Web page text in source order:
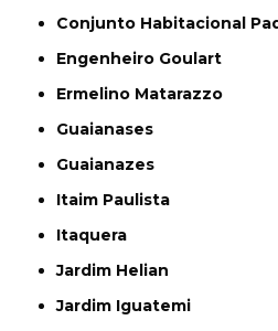
Conjunto Habitacional
Engenheiro Goulart
Ermelino Matarazzo
Guaianases
Guaianazes
Itaim Paulista
Itaquera
Jardim Helian
Jardim Iguatemi